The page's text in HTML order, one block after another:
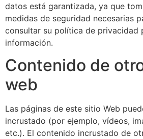
datos está garantizada, ya que
medidas de seguridad necesarias
consultar su política de privacidad
información.
Contenido de
web
Las páginas de este sitio Web
incrustado (por ejemplo, vídeos,
etc.). El contenido incrustado de